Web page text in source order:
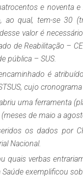
e noventa
ao qual, tem-se 30
valor é
de Reabilitação –
pública – SUS.
é
cujo
uma ferramenta
de maio a
os dados por
Nacional.
quais verbas
exemplificou